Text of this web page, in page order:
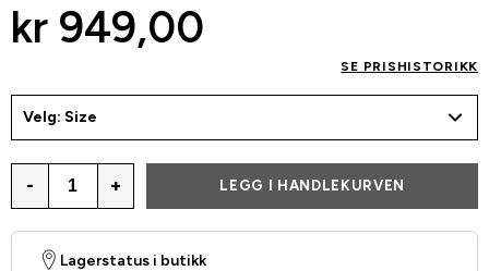
kr 949,00
SE PRISHISTORIKK
Velg: Size
- + LEGG I HANDLEKURVEN
Lagerstatus i butikk